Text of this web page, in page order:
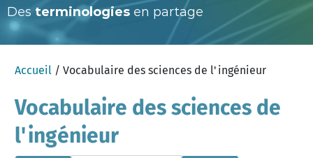
Des terminologies en partage
Accueil / Vocabulaire des sciences de l'ingénieur
Vocabulaire des sciences de
l'ingénieur